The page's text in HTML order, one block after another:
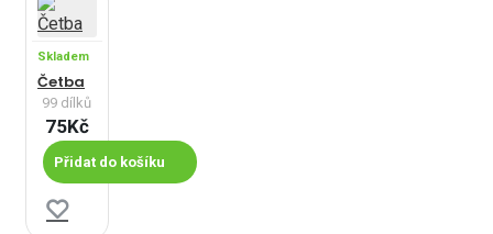
Skladem
Četba
99 dílků
75Kč
Přidat do košíku